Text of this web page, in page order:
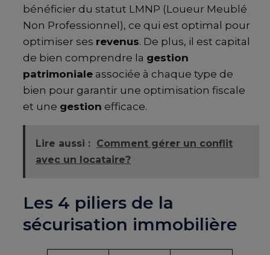
bénéficier du statut LMNP (Loueur Meublé
Non Professionnel), ce qui est optimal pour
optimiser ses revenus. De plus, il est capital
de bien comprendre la gestion
patrimoniale associée à chaque type de
bien pour garantir une optimisation fiscale
et une gestion efficace.
Lire aussi : Comment gérer un conflit
avec un locataire?
Les 4 piliers de la
sécurisation immobilière